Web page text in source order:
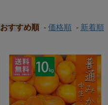
おすすめ順 - 価格順 - 新着順